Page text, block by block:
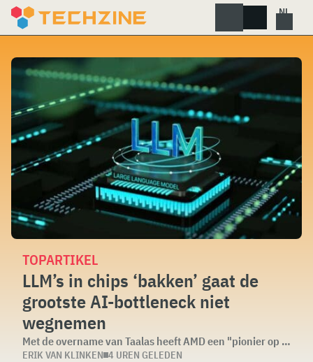
Skip
TOPARTIKEL
LLM’s in chips ‘bakken’ gaat de
grootste AI-bottleneck niet
wegnemen
Met de overname van Taalas heeft AMD een "pionier op het gebied van gespecialiseerde AI-inferencing-chips" in...
ERIK VAN KLINKEN 4 UREN GELEDEN